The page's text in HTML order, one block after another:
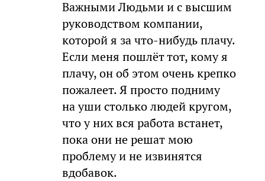
Важными Людьми и с высшим
руководством компании,
которой я за что-нибудь плачу.
Если меня пошлёт тот, кому я
плачу, он об этом очень крепко
пожалеет. Я просто подниму
на уши столько людей кругом,
что у них вся работа встанет,
пока они не решат мою
проблему и не извинятся
вдобавок.